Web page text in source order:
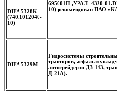
695001П ,УРАЛ -4320-01.
10) рекомендован ПАО
DIFA 5328K
(740.1012040-
10)
DIFA 5329M
Гидросистемы
тракторов,
автогрейдеров ДЗ-143,
Д-21А).